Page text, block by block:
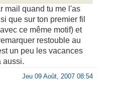
mail quand tu me l'as
que sur ton premier fil
ce même motif) et
restouble au
un peu les vacances
aussi.
Jeu 09 Août, 2007 08:54